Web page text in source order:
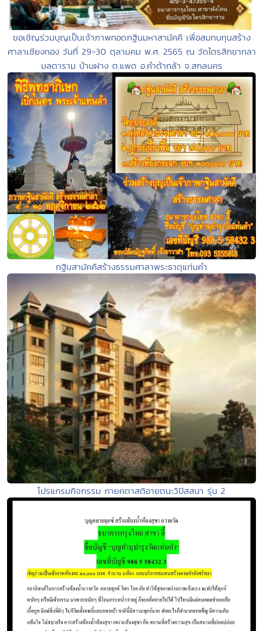
ขอเชิญร่วมบุญเป็นเจ้าภาพทอดกฐินมหาสามัคคี เพื่อสมทบทุนสร้าง
ศาลาเชียงทอง วันที่ 29-30 ตุลามคม พ.ศ. 2565 ณ วัดไตรสิกขาทลา
มลตาราม บ้านฝาง ต.แพด อ.คำต้ากล้า จ.สกลนคร
กฐินสามัคคีสร้างธรรมศาลาพระธาตุแท่นคำ
โปรแกรมกิจกรรม กายคตาสติอายตนะวิปัสสนา รุ่น 2